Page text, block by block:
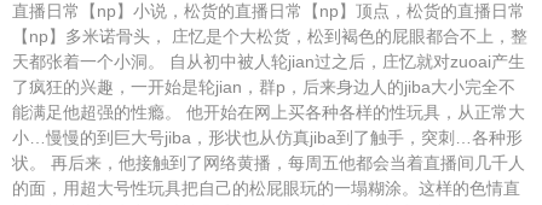
直播日常【np】小说，松货的直播日常【np】顶点，松货的直播日常
【np】多米诺骨头， 庄忆是个大松货，松到褐色的屁眼都合不上，整
天都张着一个小洞。 自从初中被人轮jian过之后，庄忆就对zuoai产生
了疯狂的兴趣，一开始是轮jian，群p，后来身边人的jiba大小完全不
能满足他超强的性瘾。 他开始在网上买各种各样的性玩具，从正常大
小…慢慢的到巨大号jiba，形状也从仿真jiba到了触手，突刺…各种形
状。 再后来，他接触到了网络黄播，每周五他都会当着直播间几千人
的面，用超大号性玩具把自己的松屁眼玩的一塌糊涂。这样的色情直